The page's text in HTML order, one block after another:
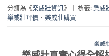
分類為《楽威壯資訊》 標籤:樂威
樂威壯評價 、 樂威壯購買
楽威